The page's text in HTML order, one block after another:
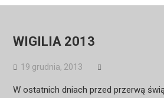
WIGILIA 2013
19 grudnia, 2013
W ostatnich dniach przed przerwą